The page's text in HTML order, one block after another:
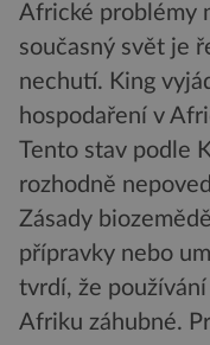
Africké problémy
současný svět je
nechutí. King
hospodaření v
Tento stav podle
rozhodně
Zásady
přípravky nebo
tvrdí, že
Afriku záhubné.